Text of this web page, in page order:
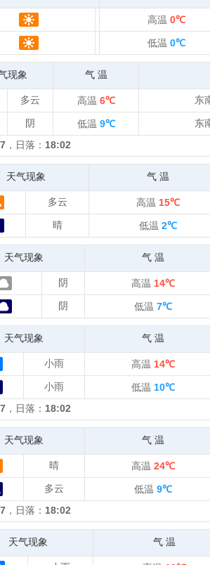
高温 0℃
低温 0℃
现象 气 温
多云 高温 6℃ 东
阴 低温 9℃
东
，日落： 18:02
天气现象 气 温
多云 高温 15℃
晴 低温 2℃
天气现象 气 温
阴 高温 14℃
阴 低温 7℃
天气现象 气 温
小雨 高温 14℃
小雨 低温 10℃
，日落： 18:02
天气现象 气 温
晴 高温 24℃
多云 低温 9℃
，日落： 18:02
天气现象 气 温